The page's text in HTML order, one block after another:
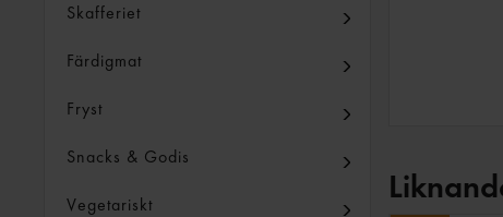
Skafferiet
Färdigmat
Fryst
Snacks & Godis
Vegetariskt